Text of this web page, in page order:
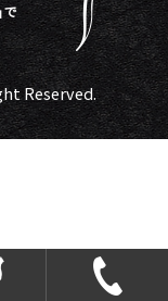
で
Reserved.